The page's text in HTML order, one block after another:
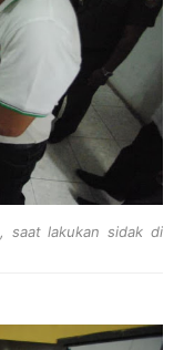
, saat lakukan sidak di